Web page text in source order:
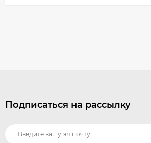
Подписаться на рассылку